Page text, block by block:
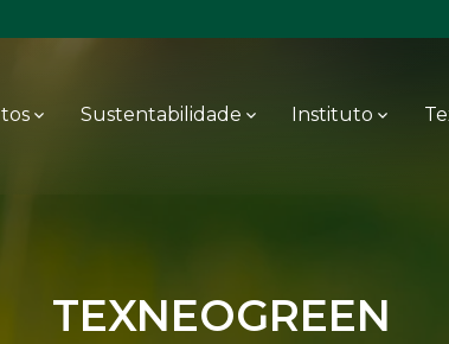
Sustentabilidade Instituto
TEXNEOGREEN